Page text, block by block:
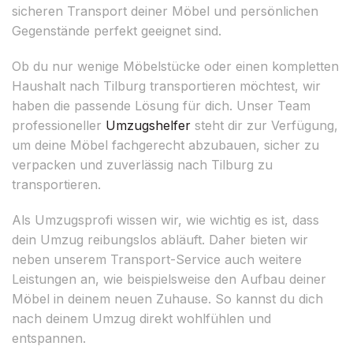
sicheren Transport deiner Möbel und persönlichen
Gegenstände perfekt geeignet sind.
Ob du nur wenige Möbelstücke oder einen kompletten
Haushalt nach Tilburg transportieren möchtest, wir
haben die passende Lösung für dich. Unser Team
professioneller Umzugshelfer steht dir zur Verfügung,
um deine Möbel fachgerecht abzubauen, sicher zu
verpacken und zuverlässig nach Tilburg zu
transportieren.
Als Umzugsprofi wissen wir, wie wichtig es ist, dass
dein Umzug reibungslos abläuft. Daher bieten wir
neben unserem Transport-Service auch weitere
Leistungen an, wie beispielsweise den Aufbau deiner
Möbel in deinem neuen Zuhause. So kannst du dich
nach deinem Umzug direkt wohlfühlen und
entspannen.